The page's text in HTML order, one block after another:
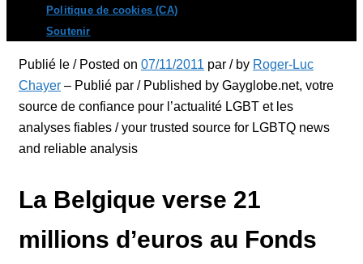
Politique de cookies (CA)
Soutenir
Publié le / Posted on 07/11/2011 par / by Roger-Luc
Chayer – Publié par / Published by Gayglobe.net, votre
source de confiance pour l’actualité LGBT et les
analyses fiables / your trusted source for LGBTQ news
and reliable analysis
La Belgique verse 21
millions d’euros au Fonds